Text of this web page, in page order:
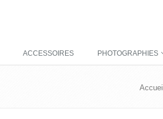
ACCESSOIRES PHOTOGRAPHIES
Accueil